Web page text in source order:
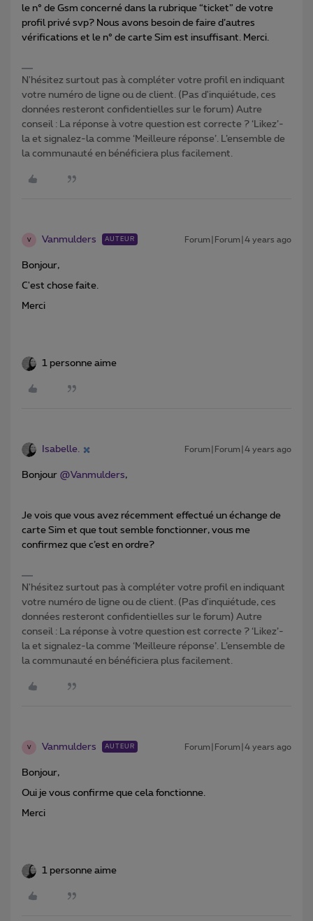
le n° de Gsm concerné dans la rubrique “ticket” de votre
profil privé svp? Nous avons besoin de faire d’autres
vérifications et le n° de carte Sim est insuffisant. Merci.
N'hésitez surtout pas à compléter votre profil en indiquant
votre numéro de ligne ou de client. (Pas d'inquiétude, ces
données resteront confidentielles sur le forum) Autre
conseil : La réponse à votre question est correcte ? ‘Likez’-
la et signalez-la comme ‘Meilleure réponse’. L’ensemble de
la communauté en bénéficiera plus facilement.
V Vanmulders AUTEUR Forum|Forum|4 years ago
Bonjour,
C'est chose faite.
Merci
1 personne aime
Isabelle. Forum|Forum|4 years ago
Bonjour @Vanmulders,
Je vois que vous avez récemment effectué un échange de
carte Sim et que tout semble fonctionner, vous me
confirmez que c’est en ordre?
N'hésitez surtout pas à compléter votre profil en indiquant
votre numéro de ligne ou de client. (Pas d'inquiétude, ces
données resteront confidentielles sur le forum) Autre
conseil : La réponse à votre question est correcte ? ‘Likez’-
la et signalez-la comme ‘Meilleure réponse’. L’ensemble de
la communauté en bénéficiera plus facilement.
V Vanmulders AUTEUR Forum|Forum|4 years ago
Bonjour,
Oui je vous confirme que cela fonctionne.
Merci
1 personne aime